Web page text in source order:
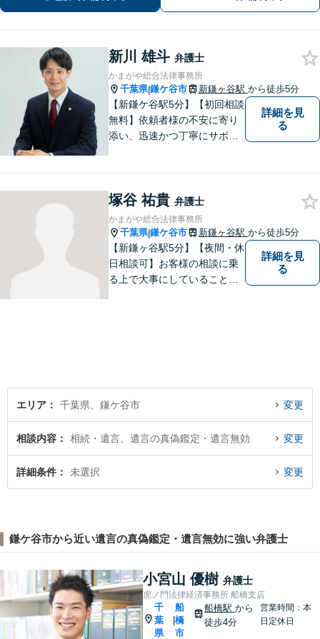
さい【オンライン面談可】
新川 雄斗 弁護士
かまがや総合法律事務所
千葉県|鎌ケ谷市 新鎌ヶ谷駅 から徒歩5分
【新鎌ケ谷駅5分】【初回相談
無料】依頼者様の不安に寄り
添い、迅速かつ丁寧にサポー
ます！お困りごとがございま
したら、どうぞお気軽にご相
談ください。
詳細を見
る
塚谷 祐貴 弁護士
かまがや総合法律事務所
千葉県|鎌ケ谷市 新鎌ヶ谷駅 から徒歩5分
【新鎌ヶ谷駅5分】【夜間・休
日相談可】お客様の相談に乗
る上で大事にしていることは
て参ります。
詳細を見
る
エリア 千葉県、鎌ケ谷市 変更
相談内容 相続・遺言、遺言の真偽鑑定・遺言無効 変更
詳細条件 未選択 変更
鎌ケ谷市から近い遺言の真偽鑑定・遺言無効に強い弁護士
小宮山 優樹 弁護士
虎ノ門法律経済事務所 船橋支店
千
葉
県
船
橋
市
船橋駅から
徒歩4分
営業時間：本
日定休日